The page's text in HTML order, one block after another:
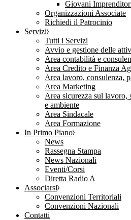
Giovani
Organizzazioni Associate
Richiedi il Patrocinio
Servizi
Tutti i Servizi
Avvio e gestione delle
Area contabilità e
Area Credito e Finanza
Area lavoro, consulenza,
Area Marketing
Area sicurezza sul lavoro,
e ambiente
Area Sindacale
Area Formazione
In Primo Piano
News
Rassegna Stampa
News Nazionali
Eventi/Corsi
Diretta Radio A
Associarsi
Convenzioni Territoriali
Convenzioni Nazionali
Contatti